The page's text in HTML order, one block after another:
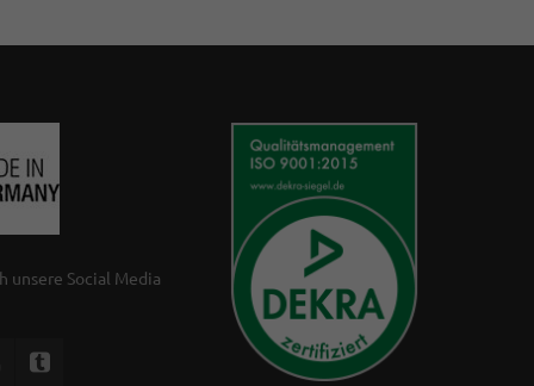
unsere Social Media